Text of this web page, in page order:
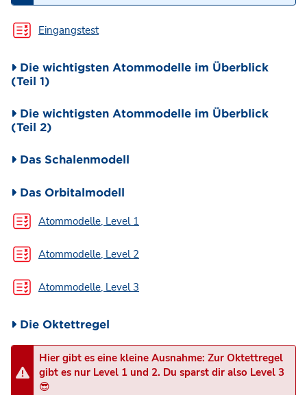
Eingangstest
Die wichtigsten Atommodelle im Überblick
(Teil 1)
Die wichtigsten Atommodelle im Überblick
(Teil 2)
Das Schalenmodell
Das Orbitalmodell
Atommodelle, Level 1
Atommodelle, Level 2
Atommodelle, Level 3
Die Oktettregel
Hier gibt es eine kleine Ausnahme: Zur Oktettregel
gibt es nur Level 1 und 2. Du sparst dir also Level 3
😎